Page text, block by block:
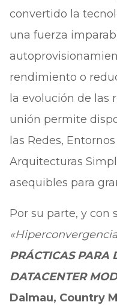
convertido la
una fuerza
rendimiento o
la evolución de las
unión permite
las Redes,
Arquitecturas
asequibles para
Por su parte, y con
PRÁCTICAS PARA
DATACENTER
Dalmau, Country